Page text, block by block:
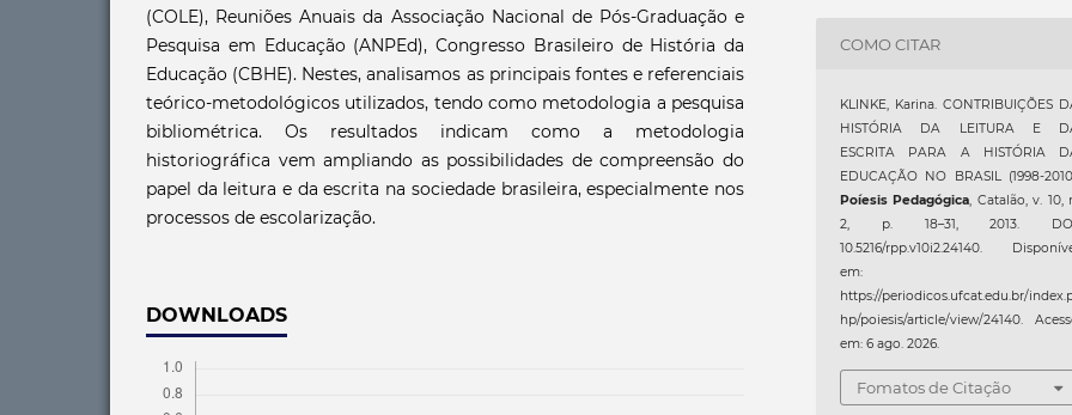
(COLE), Reuniões Anuais da Associação Nacional de Pós-Graduação e
Pesquisa em Educação (ANPEd), Congresso Brasileiro de História da
Educação (CBHE). Nestes, analisamos as principais fontes e referenciais
teórico-metodológicos utilizados, tendo como metodologia a pesquisa
bibliométrica. Os resultados indicam como a metodologia
historiográfica vem ampliando as possibilidades de compreensão do
papel da leitura e da escrita na sociedade brasileira, especialmente nos
processos de escolarização.
DOWNLOADS
COMO CITAR
KLINKE, Karina. CONTRIBUIÇÕES
HISTÓRIA DA LEITURA E
ESCRITA PARA A HISTÓRIA
EDUCAÇÃO NO BRASIL (1998-
Poíesis Pedagógica, Catalão, v. 10,
2, p. 18–31, 2013.
10.5216/rpp.v10i2.24140.
em:
https://periodicos.ufcat.edu.br/
hp/poiesis/article/view/24140.
em: 6 ago. 2026.
Fomatos de Citação